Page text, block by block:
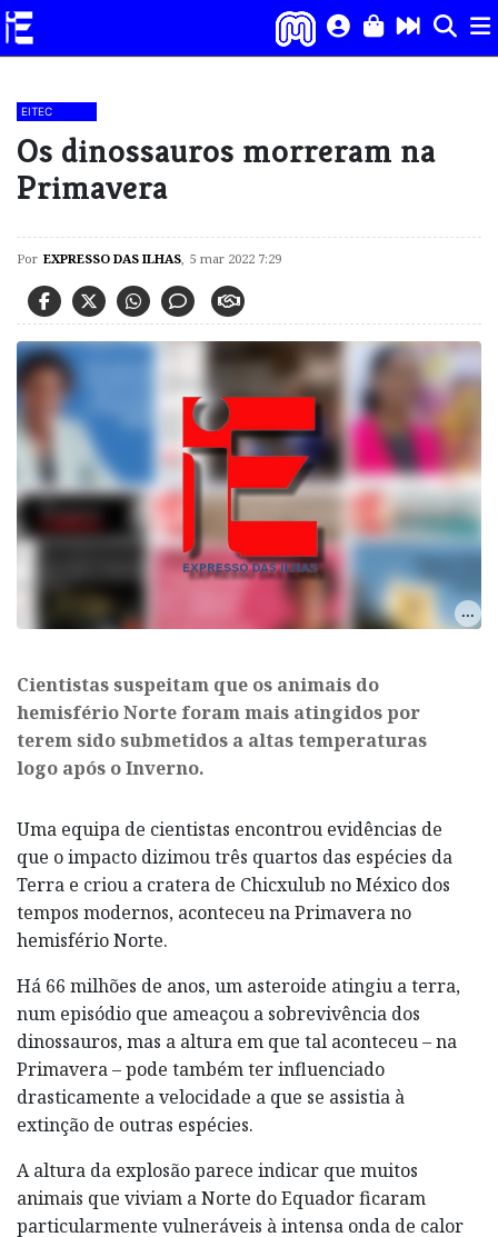
EITEC
Os dinossauros morreram na
Primavera
Por EXPRESSO DAS ILHAS, 5 mar 2022 7:29
Cientistas suspeitam que os animais do
hemisfério Norte foram mais atingidos por
terem sido submetidos a altas temperaturas
logo após o Inverno.
Uma equipa de cientistas encontrou evidências de
que o impacto dizimou três quartos das espécies da
Terra e criou a cratera de Chicxulub no México dos
tempos modernos, aconteceu na Primavera no
hemisfério Norte.
Há 66 milhões de anos, um asteroide atingiu a terra,
num episódio que ameaçou a sobrevivência dos
dinossauros, mas a altura em que tal aconteceu – na
Primavera – pode também ter influenciado
drasticamente a velocidade a que se assistia à
extinção de outras espécies.
A altura da explosão parece indicar que muitos
animais que viviam a Norte do Equador ficaram
particularmente vulneráveis à intensa onda de calor